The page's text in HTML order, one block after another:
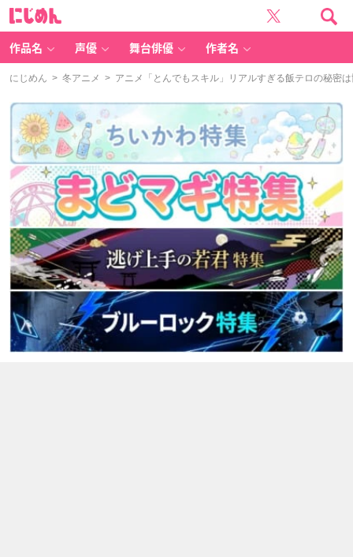
作品名 声優 舞台俳優 作者名
にじめん > 冬アニメ > アニメ「とんでもスキル」リアルすぎる飯テロの秘密